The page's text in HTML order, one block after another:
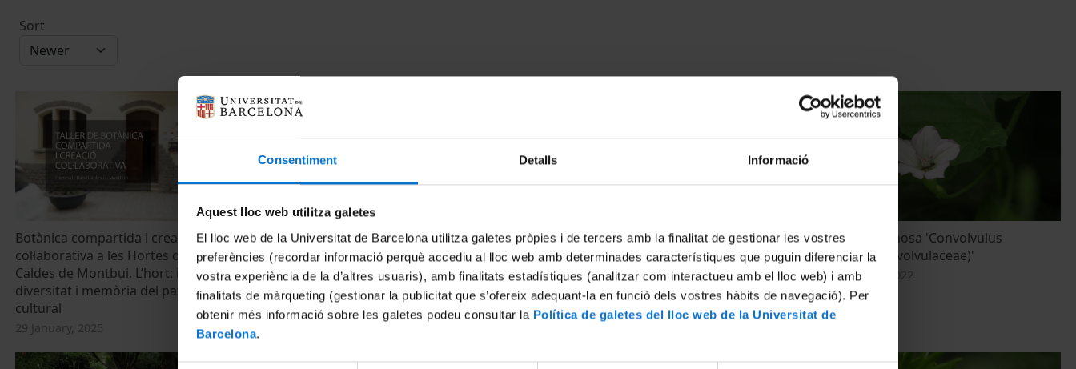
Consentiment Detalls Informació
Aquest lloc web utilitza galetes
El lloc web de la Universitat de Barcelona utilitza galetes pròpies i de tercers amb la finalitat de gestionar les vostres
preferències (recordar informació perquè accediu al lloc web amb determinades característiques que puguin diferenciar la
vostra experiència de la d’altres usuaris), amb finalitats estadístiques (analitzar com interactueu amb el lloc web) i amb
finalitats de màrqueting (gestionar la publicitat que s’ofereix adequant-la en funció dels vostres hàbits de navegació). Per
obtenir més informació sobre les galetes podeu consultar la Política de galetes del lloc web de la Universitat de
Barcelona.
Sort
Botànica compartida i creació
col·laborativa a les Hortes de Baix de
Caldes de Montbui. L’hort: identitat,
diversitat i memòria del patrimoni
cultural
29 January, 2025
Universo Sostenible ¿Qué sabemos de
botánica medicinal?
27 March, 2023
Boix 'Buxus sempervirens'
27 September, 2022
Corretjola farinosa 'Convolvulus
farinosus (Convolvulaceae)'
27 September, 2022